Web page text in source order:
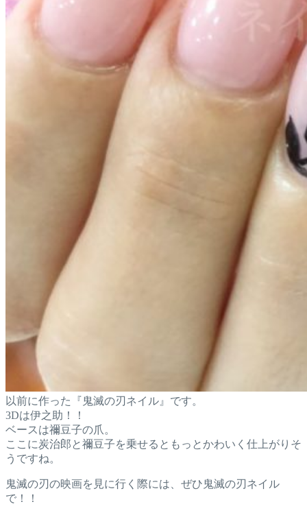
以前に作った『鬼滅の刃ネイル』です。
3Dは伊之助！！
ベースは禰豆子の爪。
ここに炭治郎と禰豆子を乗せるともっとかわいく仕上がりそ
うですね。
鬼滅の刃の映画を見に行く際には、ぜひ鬼滅の刃ネイル
で！！